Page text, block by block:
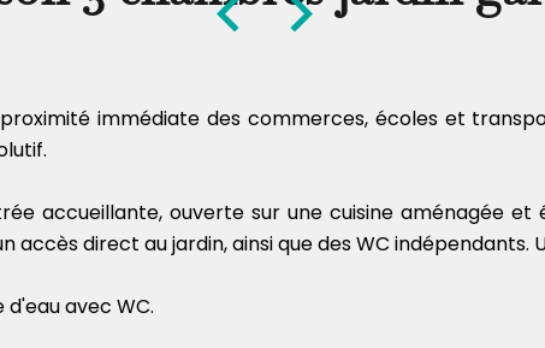
proximité immédiate des commerces, écoles et
accueillante, ouverte sur une cuisine aménagée
direct au jardin, ainsi que des WC
d'eau avec WC.